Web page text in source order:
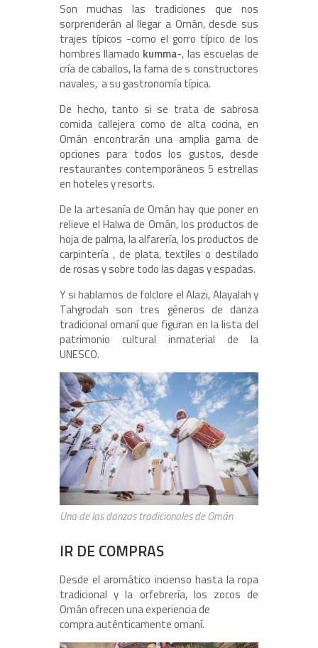
Son muchas las tradiciones que nos
sorprenderán al llegar a Omán, desde sus
trajes típicos -como el gorro típico de los
hombres llamado kumma-, las escuelas de
cría de caballos, la fama de s constructores
navales, a su gastronomía típica.
De hecho, tanto si se trata de sabrosa
comida callejera como de alta cocina, en
Omán encontrarán una amplia gama de
opciones para todos los gustos, desde
restaurantes contemporáneos 5 estrellas
en hoteles y resorts.
De la artesanía de Omán hay que poner en
relieve el Halwa de Omán, los productos de
hoja de palma, la alfarería, los productos de
carpintería , de plata, textiles o destilado
de rosas y sobre todo las dagas y espadas.
Y si hablamos de folclore el Alazi, Alayalah y
Tahgrodah son tres géneros de danza
tradicional omaní que figuran en la lista del
patrimonio cultural inmaterial de la
UNESCO.
Una de las danzas tradicionales de Omán
IR DE COMPRAS
Desde el aromático incienso hasta la ropa
tradicional y la orfebrería, los zocos de
Omán ofrecen una experiencia de
compra auténticamente omaní.